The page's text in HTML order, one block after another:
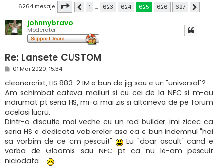
6264 mesaje Pagina din627
Anterior
1 … 623 624 625 626 627
johnnybravo
Moderator
Re: Lansete CUSTOM
M
s
a
j
01 Mai 2020, 15:34
cleanercrist, HS 883-2 IM e bun de jig sau e un "universal"?
Am schimbat cateva mailuri si cu cei de la NFC si m-au
indrumat pt seria HS, mi-a mai zis si altcineva de pe forum
acelasi lucru.
Dintr-o discutie mai veche cu un rod builder, imi zicea ca
seria HS e dedicata voblerelor asa ca e bun indemnul "hai
sa vorbim de ce am pescuit"
Eu "doar ascult" cand e
vorba de Gloomis sau NFC pt ca nu le-am pescuit
niciodata....